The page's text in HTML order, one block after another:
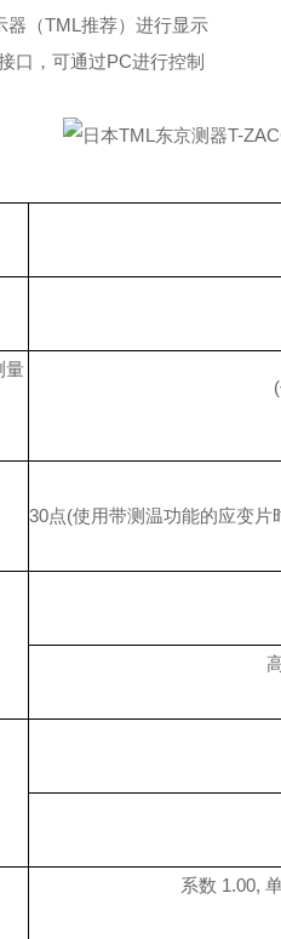
器（TML推荐）进行显示
口，可通过PC进行控制
量
30点(使用带测温功能的应变片
系数 1.00,